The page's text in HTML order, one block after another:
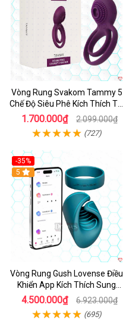
Vòng Rung Svakom Tammy 5
Chế Độ Siêu Phê Kích Thích Tối
Đa
1.700.000₫ 2.099.000₫
(727)
-35%
Hot
5
Vòng Rung Gush Lovense Điều
Khiển App Kích Thích Sung
Sướng
4.500.000₫ 6.923.000₫
(695)